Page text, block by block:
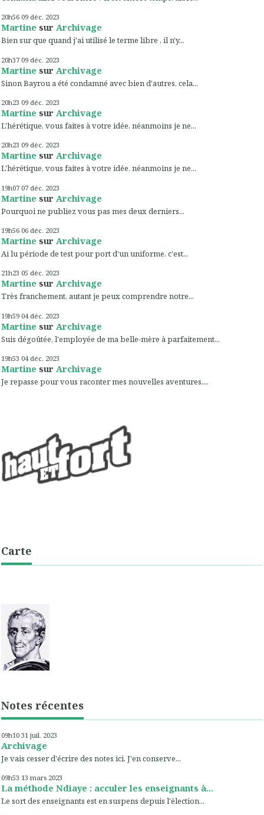
20h56 09 déc. 2023
Martine sur Archivage
Bien sur que quand j'ai utilisé le terme libre , il n'y...
20h37 09 déc. 2023
Martine sur Archivage
Sinon Bayrou a été condamné avec bien d'autres, cela...
20h23 09 déc. 2023
Martine sur Archivage
L'hérétique, vous faites à votre idée, néanmoins je ne...
20h23 09 déc. 2023
Martine sur Archivage
L'hérétique, vous faites à votre idée, néanmoins je ne...
19h07 07 déc. 2023
Martine sur Archivage
Pourquoi ne publiez vous pas mes deux derniers...
19h56 06 déc. 2023
Martine sur Archivage
Ai lu période de test pour port d'un uniforme, c'est...
21h23 05 déc. 2023
Martine sur Archivage
Très franchement, autant je peux comprendre notre...
19h59 04 déc. 2023
Martine sur Archivage
Suis dégoûtée, l'employée de ma belle-mère à parfaitement...
19h53 04 déc. 2023
Martine sur Archivage
Je repasse pour vous raconter mes nouvelles aventures,...
Carte
Notes récentes
09h10 31 juil. 2023
Archivage
Je vais cesser d'écrire des notes ici. J'en conserve...
09h53 13 mars 2023
La méthode Ndiaye : acculer les enseignants à...
Le sort des enseignants est en suspens depuis l'élection...